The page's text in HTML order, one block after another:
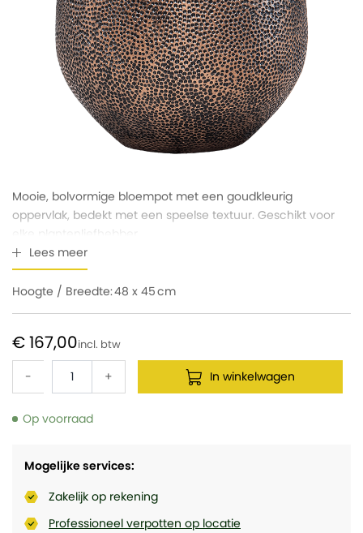
Hoogte / Breedte:48 x 45
Mogelijke services:
Zakelijk op rekening
Professioneel verpotten op locatie
Mooie, bolvormige bloempot met een goudkleurig
oppervlak, bedekt met een speelse textuur. Geschikt voor
Lees meer
€ 167,00
- + In winkelwagen
Op voorraad